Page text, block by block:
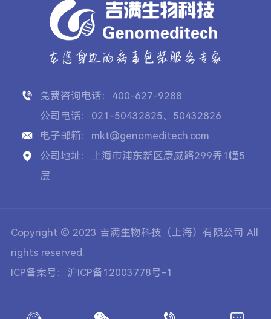
免费咨询电话：400-627-9288
公司电话：021-50432825、50432826
电子邮箱：mkt@genomeditech.com
公司地址：上海市浦东新区康威路299弄1幢5
层
Copyright © 2023 吉满生物科技（上海）有限公司 All
rights reserved.
ICP备案号：沪ICP备12003778号-1